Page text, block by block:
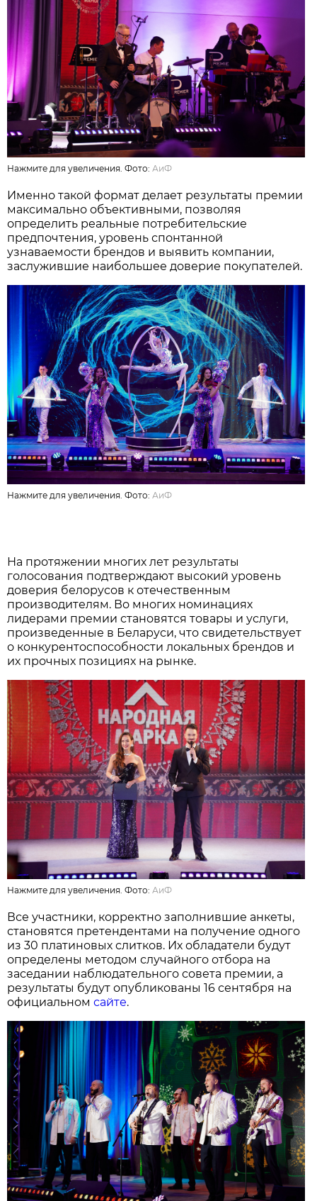
Нажмите для увеличения. Фото:АиФ
Именно такой формат делает результаты премии
максимально объективными, позволяя
определить реальные потребительские
предпочтения, уровень спонтанной
узнаваемости брендов и выявить компании,
заслужившие наибольшее доверие покупателей.
Нажмите для увеличения. Фото:АиФ
На протяжении многих лет результаты
голосования подтверждают высокий уровень
доверия белорусов к отечественным
производителям. Во многих номинациях
лидерами премии становятся товары и услуги,
произведенные в Беларуси, что свидетельствует
о конкурентоспособности локальных брендов и
их прочных позициях на рынке.
Нажмите для увеличения. Фото:АиФ
Все участники, корректно заполнившие анкеты,
становятся претендентами на получение одного
из 30 платиновых слитков. Их обладатели будут
определены методом случайного отбора на
заседании наблюдательного совета премии, а
результаты будут опубликованы 16 сентября на
официальномсайте.